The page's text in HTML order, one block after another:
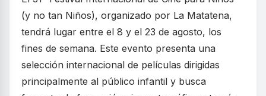
(y no tan Niños), organizado por La Matatena,
tendrá lugar entre el 8 y el 23 de agosto, los
fines de semana. Este evento presenta una
selección internacional de películas dirigidas
principalmente al público infantil y busca